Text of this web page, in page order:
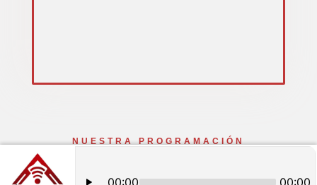
NUESTRA PROGRAMACIÓN
En Ágora Radio creamos una experiencia única que combina